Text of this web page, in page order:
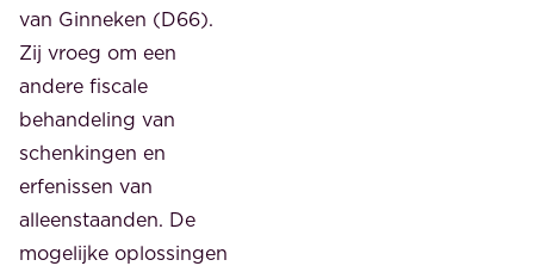
van Ginneken (D66).
Zij vroeg om een
andere fiscale
behandeling van
schenkingen en
erfenissen van
alleenstaanden. De
mogelijke oplossingen